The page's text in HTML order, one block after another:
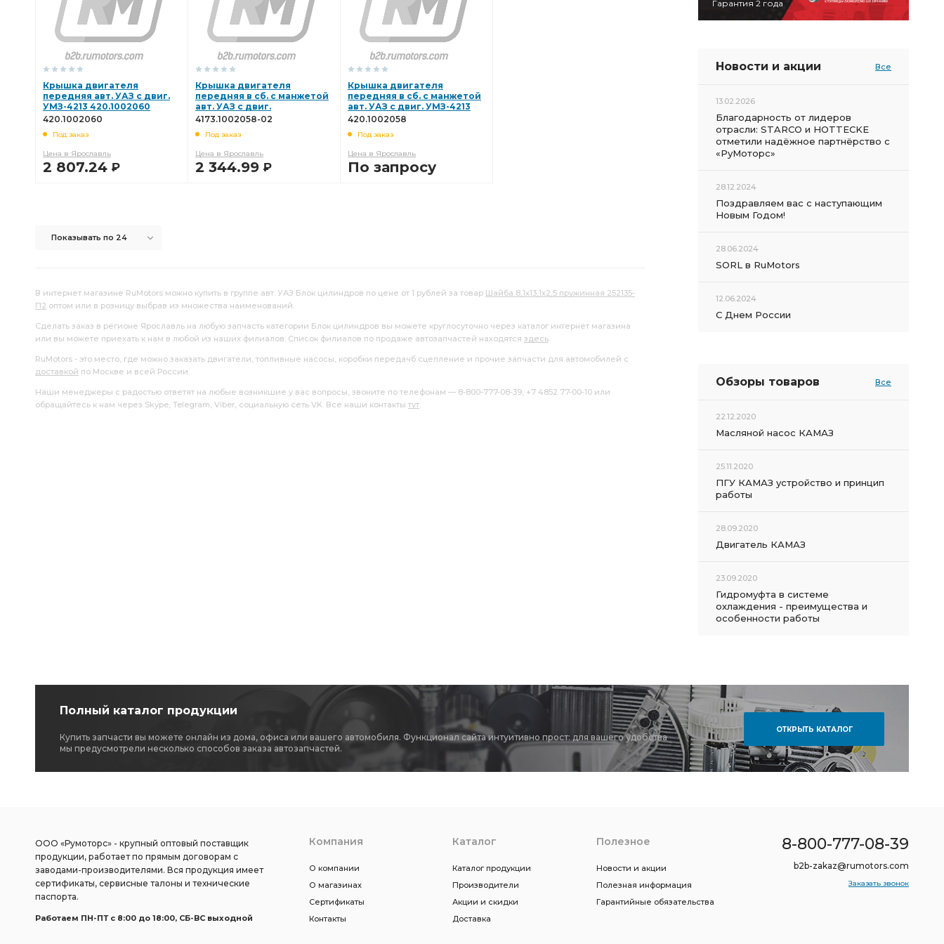
Крышка двигателя
передняя авт. УАЗ с двиг.
УМЗ-4213 420.1002060
420.1002060
Под заказ
Цена в Ярославль
2 807.24 Р
Крышка двигателя
передняя в сб. с манжетой
авт. УАЗ с двиг.
УМЗ-4178,4179,421,4218,4219
4173.1002058-02
Под заказ
Цена в Ярославль
2 344.99 Р
Крышка двигателя
передняя в сб. с манжетой
авт. УАЗ с двиг. УМЗ-4213
420.1002058
420.1002058
Под заказ
Цена в Ярославль
По запросу
Показывать по 24
В интернет магазине RuMotors можно купить в группе авт. УАЗ Блок цилиндров по цене от 1 рублей за товар Шайба 8,1х13,1х2,5 пружинная 252135-
П2 оптом или в розницу выбрав из множества наименований.
Сделать заказ в регионе Ярославль на любую запчасть категории Блок цилиндров вы можете круглосуточно через каталог интернет магазина
или вы можете приехать к нам в любой из наших филиалов. Список филиалов по продаже автозапчастей находятся здесь.
RuMotors - это место, где можно заказать двигатели, топливные насосы, коробки передачб сцепление и прочие запчасти для автомобилей с
доставкой по Москве и всей России.
Наши менеджеры с радостью ответят на любые возникшие у вас вопросы, звоните по телефонам — 8-800-777-08-39, +7 4852 77-00-10 или
обращайтесь к нам через Skype, Telegram, Viber, социальную сеть VK. Все наши контакты тут.
Гарантия 2 года
Новости и акции Все
13.02.2026
Благодарность от лидеров
отрасли: STARCO и HOTTECKE
отметили надёжное партнёрство с
«РуМоторс»
28.12.2024
Поздравляем вас с наступающим
Новым Годом!
28.06.2024
SORL в RuMotors
12.06.2024
С Днем России
Обзоры товаров Все
22.12.2020
Масляной насос КАМАЗ
25.11.2020
ПГУ КАМАЗ устройство и принцип
работы
28.09.2020
Двигатель КАМАЗ
23.09.2020
Гидромуфта в системе
охлаждения - преимущества и
особенности работы
Полный каталог продукции
Купить запчасти вы можете онлайн из дома, офиса или вашего автомобиля. Функционал сайта интуитивно прост: для вашего удобства
мы предусмотрели несколько способов заказа автозапчастей.
ОТКРЫТЬ КАТАЛОГ
ООО «Румоторс» - крупный оптовый поставщик
продукции, работает по прямым договорам с
заводами-производителями. Вся продукция имеет
сертификаты, сервисные талоны и технические
паспорта.
Работаем ПН-ПТ c 8:00 до 18:00, СБ-ВС выходной
Компания
О компании
О магазинах
Сертификаты
Контакты
Каталог
Каталог продукции
Производители
Акции и скидки
Доставка
Полезное
Новости и акции
Полезная информация
Гарантийные обязательства
8-800-777-08-39
b2b-zakaz@rumotors.com
Заказать звонок